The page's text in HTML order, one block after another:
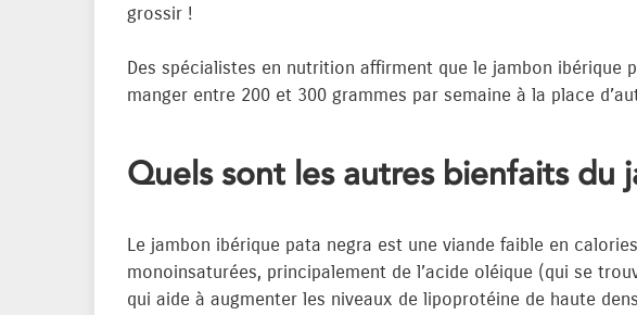
grossir !
Des spécialistes en nutrition affirment que le jambon
manger entre 200 et 300 grammes par semaine à la place
Quels sont les autres bienfaits du
Le jambon ibérique pata negra est une viande faible en
monoinsaturées, principalement de l’acide oléique (qui se
qui aide à augmenter les niveaux de lipoprotéine de haute